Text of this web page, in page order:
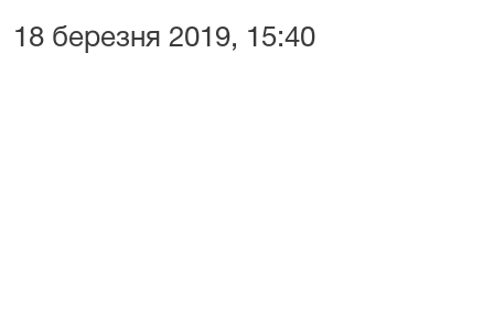
18 березня 2019, 15:40